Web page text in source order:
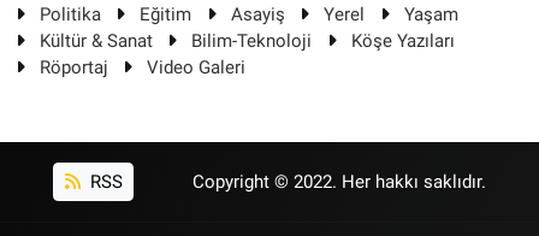
Politika Eğitim Asayiş Yerel
Yaşam
Kültür & Sanat
Bilim-Teknoloji
Köşe Yazıları
Röportaj
Video Galeri
RSS Copyright © 2022. Her hakkı saklıdır.